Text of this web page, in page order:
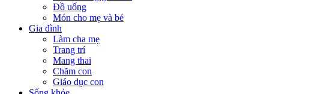
Đồ uống
Món cho mẹ và bé
Gia đình
Làm cha mẹ
Trang trí
Mang thai
Chăm con
Giáo dục con